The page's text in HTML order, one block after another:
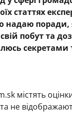
статтях
надаю поради,
побут та
секретами
містять
не